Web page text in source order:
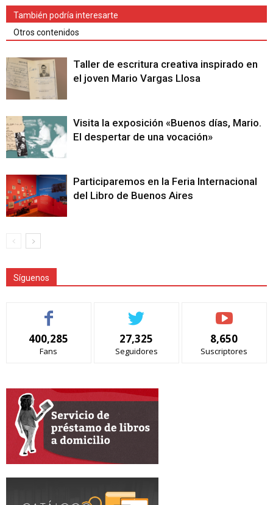
También podría interesarte
Otros contenidos
Taller de escritura creativa inspirado en
el joven Mario Vargas Llosa
Visita la exposición «Buenos días, Mario.
El despertar de una vocación»
Participaremos en la Feria Internacional
del Libro de Buenos Aires
Síguenos
400,285
Fans
27,325
Seguidores
8,650
Suscriptores